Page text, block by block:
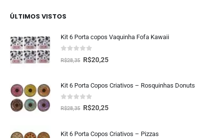
ÚLTIMOS VISTOS
Kit 6 Porta copos Vaquinha Fofa Kawaii
fora de 5
R$28,35 R$20,25
Kit 6 Porta Copos Criativos – Rosquinhas Donuts
fora de 5
R$28,35 R$20,25
Kit 6 Porta Copos Criativos – Pizzas